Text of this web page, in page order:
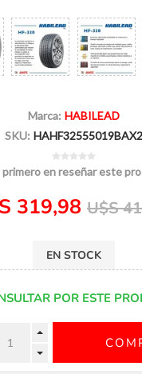
Marca: HABILEAD
SKU: HAHF32555019BAX2
primero en reseñar este
319,98 U$S
EN STOCK
POR ESTE